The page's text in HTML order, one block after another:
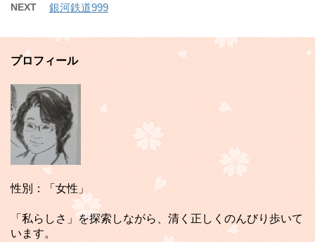
NEXT 銀河鉄道999
プロフィール
性別：「女性」
「私らしさ」を探索しながら、清く正しくのんびり歩いて
います。